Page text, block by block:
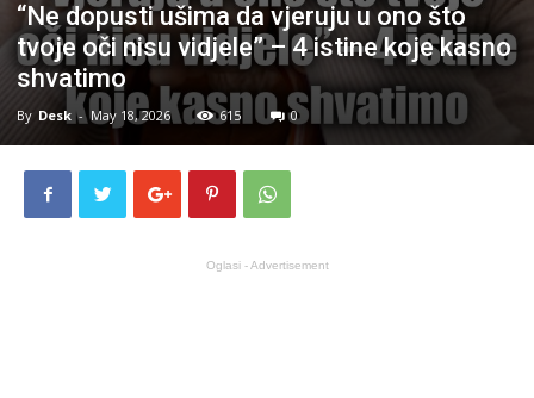
“Ne dopusti ušima da vjeruju u ono što
tvoje oči nisu vidjele” – 4 istine koje kasno
shvatimo
By Desk - May 18, 2026 615 0
Oglasi - Advertisement